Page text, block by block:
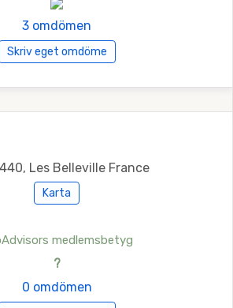
3 omdömen
Skriv eget omdöme
Les Belleville France
Karta
medlemsbetyg
?
0 omdömen